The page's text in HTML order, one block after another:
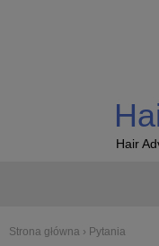
Hair
Strona główna › Pytania